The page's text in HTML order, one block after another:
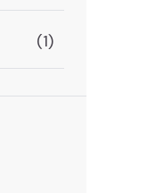
(1)